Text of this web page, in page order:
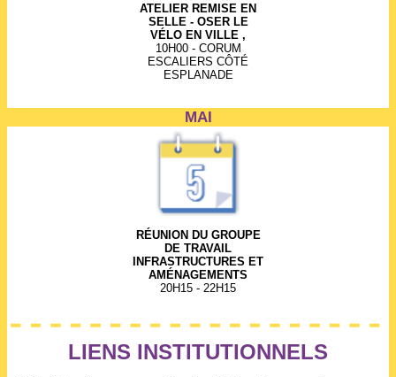
ATELIER REMISE EN
SELLE - OSER LE
VÉLO EN VILLE ,
10H00 - CORUM
ESCALIERS CÔTÉ
ESPLANADE
MAI
RÉUNION DU GROUPE
DE TRAVAIL
INFRASTRUCTURES ET
AMÉNAGEMENTS
20H15 - 22H15
LIENS INSTITUTIONNELS